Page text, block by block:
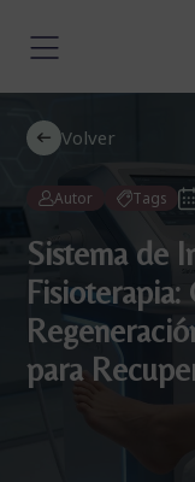
Volver
Autor Tags
Sistema de
Fisioterapia:
para